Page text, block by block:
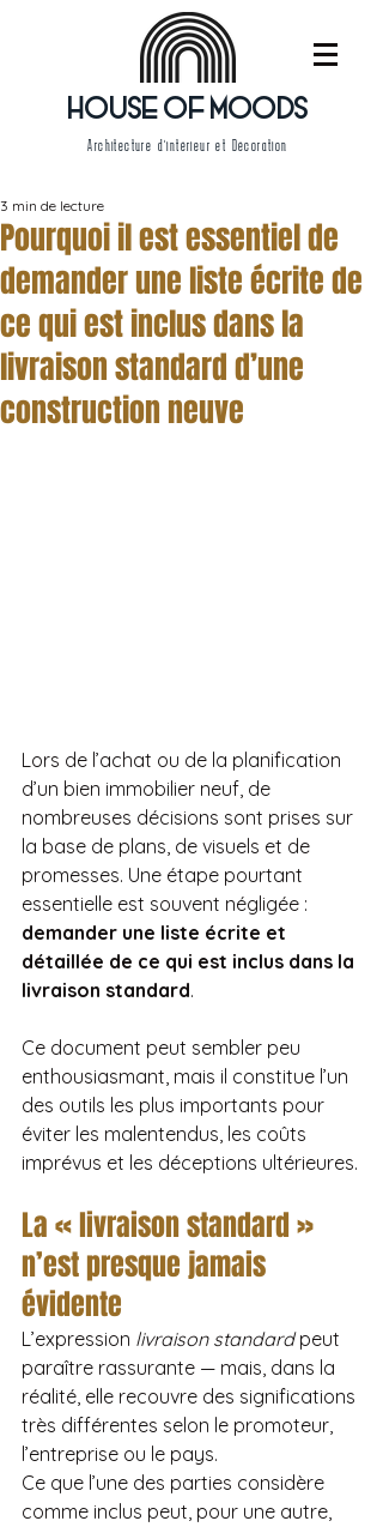
HOUSE OF MOODS
Architecture d'intérieur et Décoration
Pourquoi il est essentiel de
demander une liste écrite de
ce qui est inclus dans la
livraison standard d’une
construction neuve
3 min de lecture
Lors de l’achat ou de la planification
d’un bien immobilier neuf, de
nombreuses décisions sont prises sur
la base de plans, de visuels et de
promesses. Une étape pourtant
essentielle est souvent négligée :
demander une liste écrite et
détaillée de ce qui est inclus dans la
livraison standard.
Ce document peut sembler peu
enthousiasmant, mais il constitue l’un
des outils les plus importants pour
éviter les malentendus, les coûts
imprévus et les déceptions ultérieures.
La « livraison standard »
n’est presque jamais
évidente
L’expression livraison standard peut
paraître rassurante — mais, dans la
réalité, elle recouvre des significations
très différentes selon le promoteur,
l’entreprise ou le pays.
Ce que l’une des parties considère
comme inclus peut, pour une autre,